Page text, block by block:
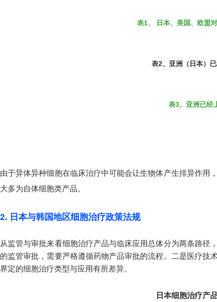
表1、 日本、美国、欧盟
表2、 亚洲（日本）
表3、亚洲已经
由于异体异种细胞在临床治疗中可能会让生物体产生排异作用
大多为自体细胞类产品。
2. 日本与韩国地区细胞治疗政策法规
从监管与审批来看细胞治疗产品与临床应用总体分为两条路
的监管审批，需要严格遵循药物产品审批的流程。二是医疗技
界定的细胞治疗类型与应用有所差异。
日本细胞治疗产